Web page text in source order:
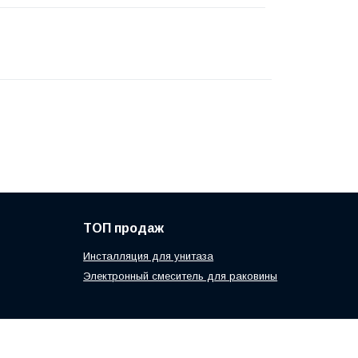
ТОП продаж
Инсталляция для унитаза
Электронный смеситель для раковины